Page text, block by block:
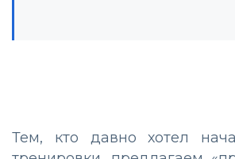
Тем, кто давно хотел